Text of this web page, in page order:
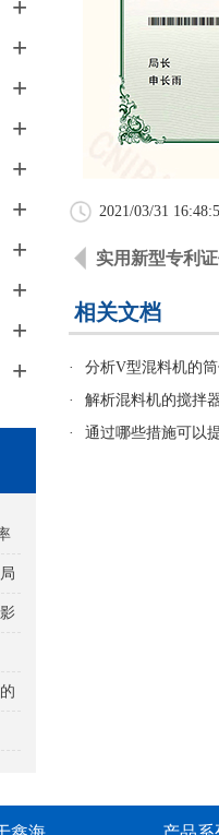
+
+
+
+
+
+
+
+
+
+
2021/03/31
实用新型专利
相关文档
·
分析V型混料机的
·
解析混料机的搅拌
·
通过哪些措施可以